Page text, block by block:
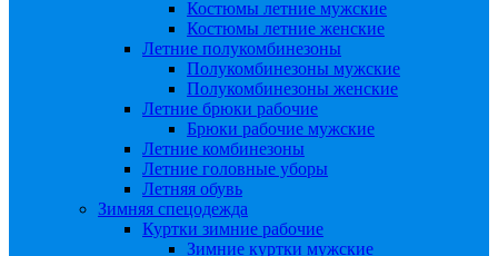
Костюмы летние мужские
Костюмы летние женские
Летние полукомбинезоны
Полукомбинезоны мужские
Полукомбинезоны женские
Летние брюки рабочие
Брюки рабочие мужские
Летние комбинезоны
Летние головные уборы
Летняя обувь
Зимняя спецодежда
Куртки зимние рабочие
Зимние куртки мужские